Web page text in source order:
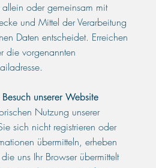
oder gemeinsam mit
und Mittel der Verarbeitung
Daten entscheidet. Erreichen
die vorgenannten
unserer Website
Nutzung unserer
sich nicht registrieren oder
übermitteln, erheben
uns Ihr Browser übermittelt